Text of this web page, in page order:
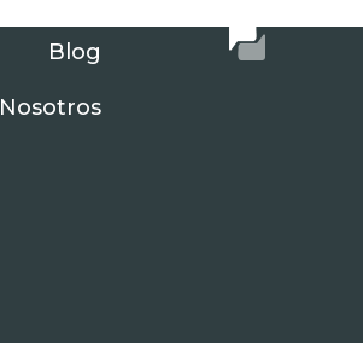
Blog
Nosotros